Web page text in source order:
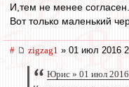
И,тем не менее
Вот только маленький
# zigzag1 » 01 июл 2016
Юрис » 01 июл